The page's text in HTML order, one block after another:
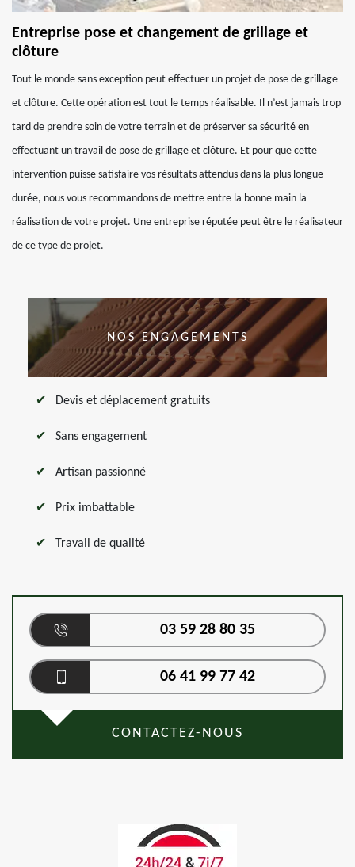
Entreprise pose et changement de grillage et
clôture
Tout le monde sans exception peut effectuer un projet de pose de grillage
et clôture. Cette opération est tout le temps réalisable. Il n’est jamais trop
tard de prendre soin de votre terrain et de préserver sa sécurité en
effectuant un travail de pose de grillage et clôture. Et pour que cette
intervention puisse satisfaire vos résultats attendus dans la plus longue
durée, nous vous recommandons de mettre entre la bonne main la
réalisation de votre projet. Une entreprise réputée peut être le réalisateur
de ce type de projet.
NOS ENGAGEMENTS
Devis et déplacement gratuits
Sans engagement
Artisan passionné
Prix imbattable
Travail de qualité
03 59 28 80 35
06 41 99 77 42
CONTACTEZ-NOUS